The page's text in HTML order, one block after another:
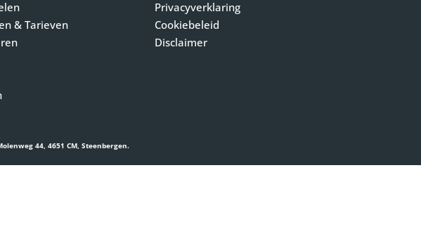
& Tarieven
Privacyverklaring
Cookiebeleid
Disclaimer
44, 4651 CM, Steenbergen.